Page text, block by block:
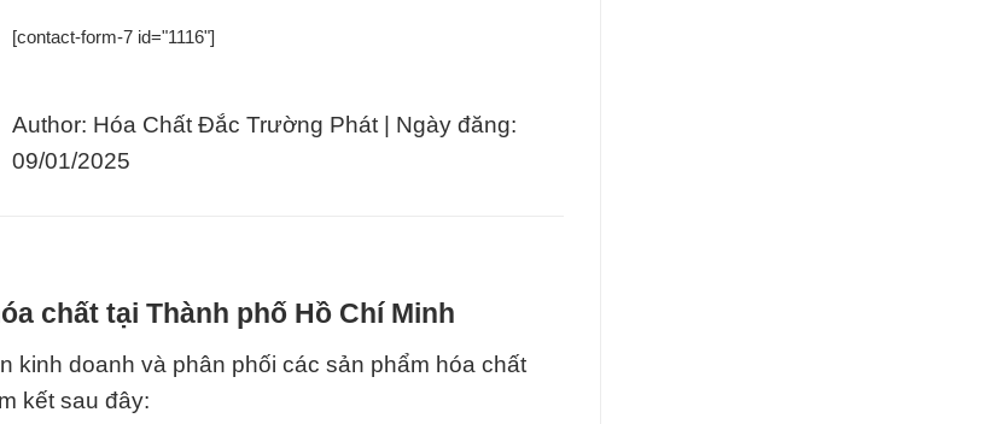
[contact-form-7 id="1116"]
Author: Hóa Chất Đắc Trường Phát | Ngày đăng:
09/01/2025
chất tại Thành phố Hồ Chí Minh
kinh doanh và phân phối các sản phẩm hóa chất
kết sau đây: